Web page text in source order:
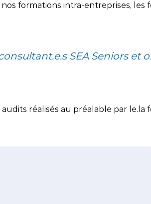
formations intra-entreprises,
SEA Seniors et
réalisés au préalable par